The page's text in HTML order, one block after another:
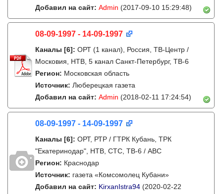
Добавил на сайт: Admin (2017-09-10 15:29:48)
08-09-1997 - 14-09-1997
Каналы [6]: ОРТ (1 канал), Россия, ТВ-Центр /
Московия, НТВ, 5 канал Санкт-Петербург, ТВ-6
Регион: Московская область
Источник: Люберецкая газета
Добавил на сайт: Admin (2018-02-11 17:24:54)
08-09-1997 - 14-09-1997
Каналы [6]: ОРТ, РТР / ГТРК Кубань, ТРК
"Екатеринодар", НТВ, СТС, ТВ-6 / ABC
Регион: Краснодар
Источник: газета «Комсомолец Кубани»
Добавил на сайт: KirxanIstra94 (2020-02-22